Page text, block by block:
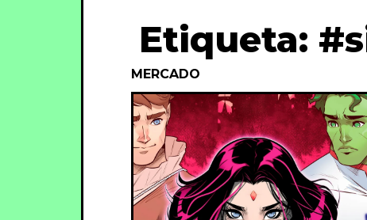
Etiqueta:
MERCADO